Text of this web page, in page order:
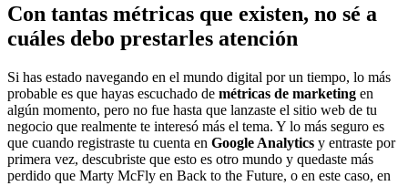
Con tantas métricas que existen, no sé a
cuáles debo prestarles atención
Si has estado navegando en el mundo digital por un tiempo, lo más
probable es que hayas escuchado de métricas de marketing en
algún momento, pero no fue hasta que lanzaste el sitio web de tu
negocio que realmente te interesó más el tema. Y lo más seguro es
que cuando registraste tu cuenta en Google Analytics y entraste por
primera vez, descubriste que esto es otro mundo y quedaste más
perdido que Marty McFly en Back to the Future, o en este caso, en